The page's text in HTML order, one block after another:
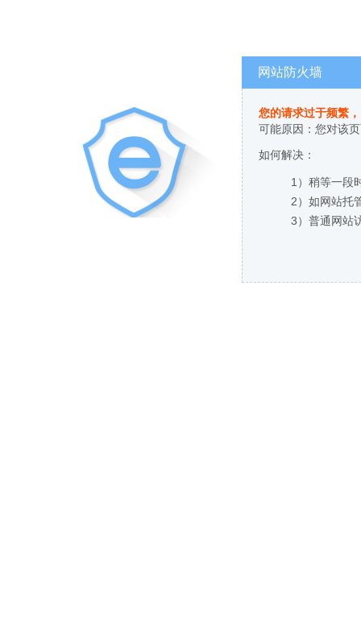
网站防火墙
您的请求过于频繁
可能原因：您对该
如何解决：
1）稍等一段
2）如网站托
3）普通网站